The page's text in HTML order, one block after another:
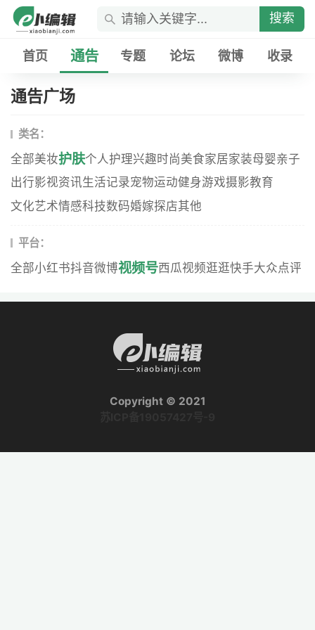
搜索
首页 通告 专题 论坛 微博 收录
通告广场
类名：
全部美妆护肤个人护理兴趣时尚美食家居家装母婴亲子
出行影视资讯生活记录宠物运动健身游戏摄影教育
文化艺术情感科技数码婚嫁探店其他
平台：
全部小红书抖音微博视频号西瓜视频逛逛快手大众点评
Copyright © 2021